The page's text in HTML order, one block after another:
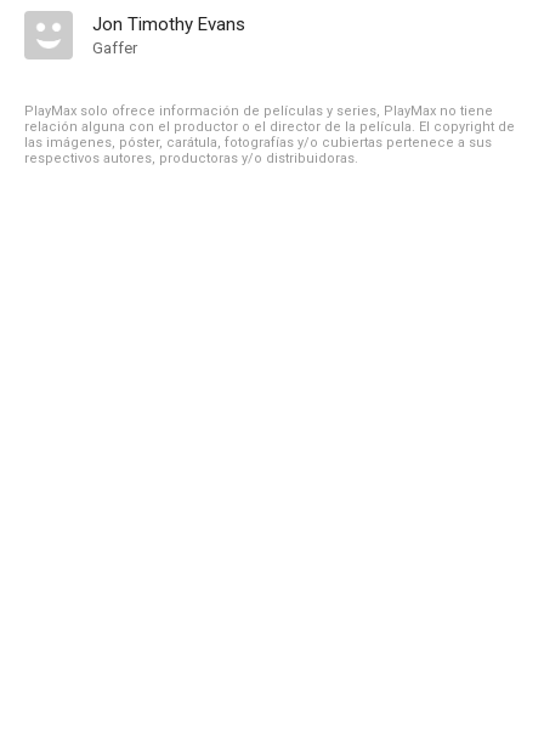
Jon Timothy Evans
Gaffer
PlayMax solo ofrece información de películas y series, PlayMax no tiene
relación alguna con el productor o el director de la película. El copyright de
las imágenes, póster, carátula, fotografías y/o cubiertas pertenece a sus
respectivos autores, productoras y/o distribuidoras.